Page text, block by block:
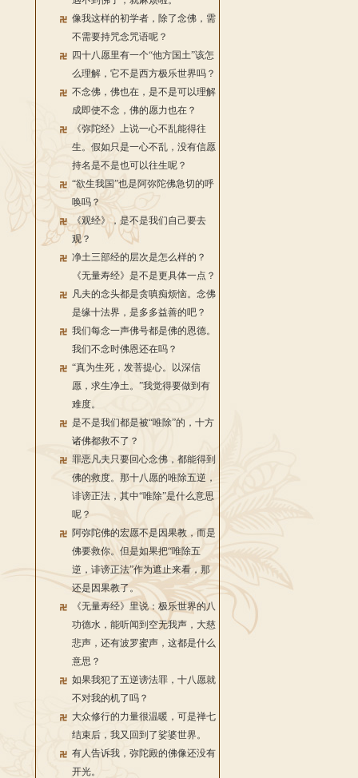
像我这样的初学者，除了念佛，需
不需要持咒念咒语呢？
四十八愿里有一个“他方国土”该怎
么理解，它不是西方极乐世界吗？
不念佛，佛也在，是不是可以理解
成即使不念，佛的愿力也在？
《弥陀经》上说一心不乱能得往
生。假如只是一心不乱，没有信愿
持名是不是也可以往生呢？
“欲生我国”也是阿弥陀佛急切的呼
唤吗？
《观经》，是不是我们自己要去
观？
净土三部经的层次是怎么样的？
《无量寿经》是不是更具体一点？
凡夫的念头都是贪嗔痴烦恼。念佛
是缘十法界，是多多益善的吧？
我们每念一声佛号都是佛的恩德。
我们不念时佛恩还在吗？
“真为生死，发菩提心。以深信
愿，求生净土。”我觉得要做到有
难度。
是不是我们都是被“唯除”的，十方
诸佛都救不了？
罪恶凡夫只要回心念佛，都能得到
佛的救度。那十八愿的唯除五逆，
诽谤正法，其中“唯除”是什么意思
呢？
阿弥陀佛的宏愿不是因果教，而是
佛要救你。但是如果把“唯除五
逆，诽谤正法”作为遮止来看，那
还是因果教了。
《无量寿经》里说：极乐世界的八
功德水，能听闻到空无我声，大慈
悲声，还有波罗蜜声，这都是什么
意思？
如果我犯了五逆谤法罪，十八愿就
不对我的机了吗？
大众修行的力量很温暖，可是禅七
结束后，我又回到了娑婆世界。
有人告诉我，弥陀殿的佛像还没有
开光。